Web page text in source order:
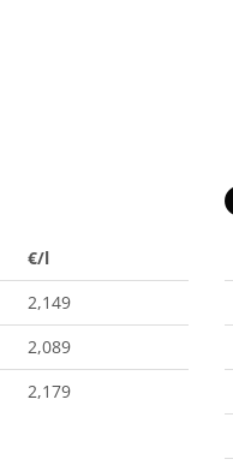
€/l
2,149
2,089
2,179